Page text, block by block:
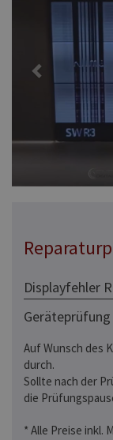
Displayfehler
Geräteprüfung
Auf Wunsch des
durch.
Sollte nach der
die
* Alle Preise inkl.